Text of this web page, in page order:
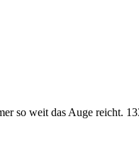
so weit das Auge reicht.